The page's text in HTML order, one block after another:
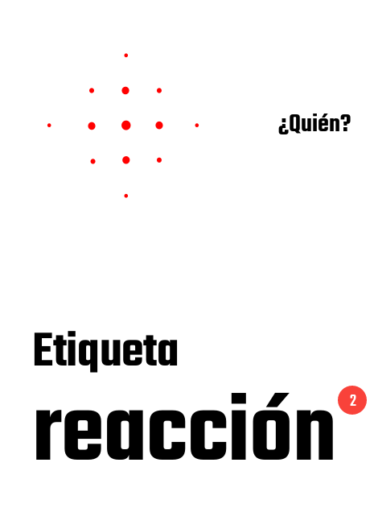
¿Quién?
Etiqueta
reacción2